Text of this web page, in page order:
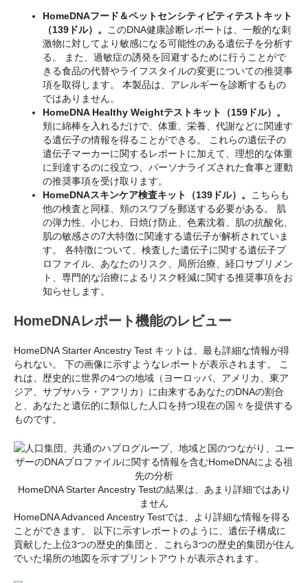
HomeDNAフード＆ペットセンシティビティテストキット
（139ドル）。
このDNA健康診断レポートは、一般的な刺
激物に対してより敏感になる可能性のある遺伝子を分析す
る。 また、過敏症の誘発を回避するために行うことがで
きる食品の代替やライフスタイルの変更についての推奨事
項を取得します。 本製品は、アレルギーを診断するもの
ではありません。
HomeDNA Healthy Weightテストキット（159ドル）。
頬に綿棒を入れるだけで、体重、栄養、代謝などに関連す
る遺伝子の情報を得ることができる。 これらの遺伝子の
遺伝子マーカーに関するレポートに加えて、理想的な体重
に到達するのに役立つ、パーソナライズされた食事と運動
の推奨事項を受け取ります。
HomeDNAスキンケア検査キット（139ドル）。
こちらも
他の検査と同様、頬のスワブを郵送する必要がある。 肌
の弾力性、小じわ、日焼け防止、色素沈着、肌の抗酸化、
肌の敏感さの7大特徴に関連する遺伝子が解析されていま
す。 各特徴について、検査した遺伝子に関する遺伝子プ
ロファイル、あなたのリスク、局所治療、経口サプリメン
ト、専門的な治療によるリスク軽減に関する推奨事項をお
知らせします。
HomeDNAレポート機能のレビュー
HomeDNA Starter Ancestry Test キットは、最も詳細な情報が得
られない。 下の画像に示すようなレポートが表示されます。 こ
れは、歴史的に世界の4つの地域（ヨーロッパ、アメリカ、東ア
ジア、サブサハラ・アフリカ）に由来するあなたのDNAの割合
と、あなたと遺伝的に類似した人口を持つ現在の国々を提供する
ものです。
HomeDNA Starter Ancestry Testの結果は、あまり詳細ではあり
ません
HomeDNA Advanced Ancestry Testでは、より詳細な情報を得る
ことができます。 以下に示すレポートのように、遺伝子構成に
貢献した上位3つの歴史的集団と、これら3つの歴史的集団が住ん
でいた場所の地図を示すプリントアウトが表示されます。